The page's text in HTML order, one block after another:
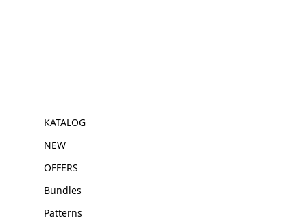
KATALOG
NEW
OFFERS
Bundles
Patterns